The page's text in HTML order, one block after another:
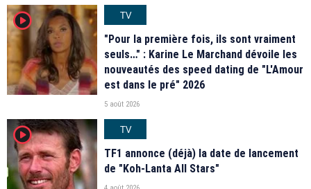
player2
TV
"Pour la première fois, ils sont vraiment
seuls…" : Karine Le Marchand dévoile les
nouveautés des speed dating de "L'Amour
est dans le pré" 2026
5 août 2026
player2
TV
TF1 annonce (déjà) la date de lancement
de "Koh-Lanta All Stars"